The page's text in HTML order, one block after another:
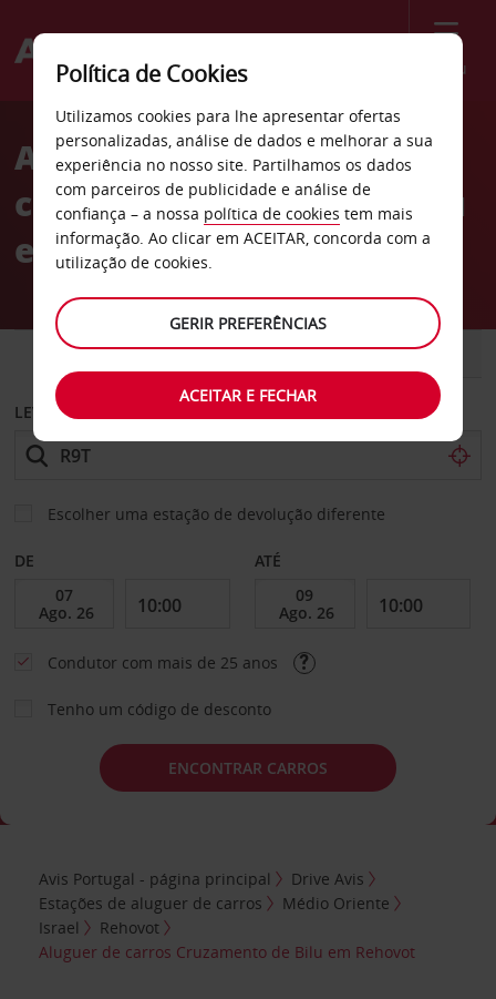
Menu
Welcome
AvisAluguer de
carros Cruzamento de Bilu
em Rehovot
CARRO COMERCIAIS
LEVANTAR EM
Escolher uma estação de devolução diferente
DE ATÉ
Condutor com mais de 25 anos
Tenho um código de desconto
ENCONTRAR CARROS
Avis Portugal - página principal
Drive Avis
Estações de aluguer de carros
Médio Oriente
Israel
Rehovot
Aluguer de carros Cruzamento de Bilu em Rehovot
Política de Cookies
Utilizamos cookies para lhe apresentar ofertas
personalizadas, análise de dados e melhorar a sua
experiência no nosso site. Partilhamos os dados
com parceiros de publicidade e análise de
confiança – a nossa política de cookies tem mais
informação. Ao clicar em ACEITAR, concorda com a
utilização de cookies.
GERIR PREFERÊNCIAS
ACEITAR E FECHAR